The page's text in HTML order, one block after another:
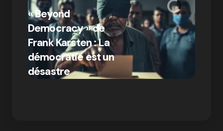
« Beyond
Democracy » de
Frank Karsten : La
démocratie est un
désastre
par Ines Aissani
on 03/10/2024